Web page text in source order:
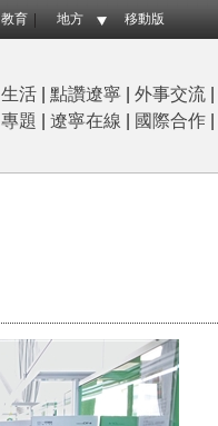
教育 地方 移動版
生活 點讚遼寧 外事交流
專題 遼寧在線 國際合作